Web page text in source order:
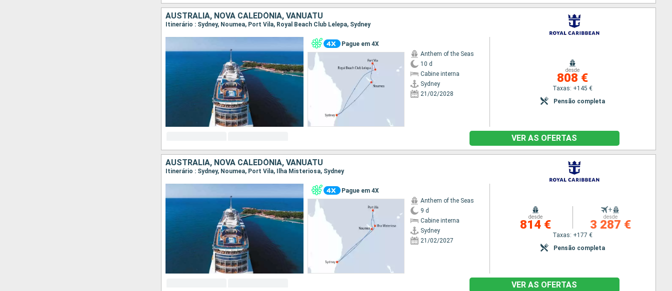
AUSTRALIA, NOVA CALEDÓNIA, VANUATU
Itinerário : Sydney, Noumea, Port Vila, Royal Beach Club Lelepa, Sydney
Pague em 4X
Anthem of the Seas
10 d
Cabine interna
Sydney
21/02/2028
desde
808 €
Taxas: +145 €
Pensão completa
VER AS OFERTAS
AUSTRALIA, NOVA CALEDÓNIA, VANUATU
Itinerário : Sydney, Noumea, Port Vila, Ilha Misteriosa, Sydney
Pague em 4X
Anthem of the Seas
9 d
Cabine interna
Sydney
21/02/2027
desde
814 €
+
desde
3 287 €
Taxas: +177 €
Pensão completa
VER AS OFERTAS